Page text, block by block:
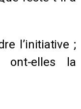
l’initiative ;
ont-elles la